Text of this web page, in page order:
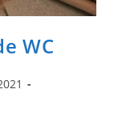
WC